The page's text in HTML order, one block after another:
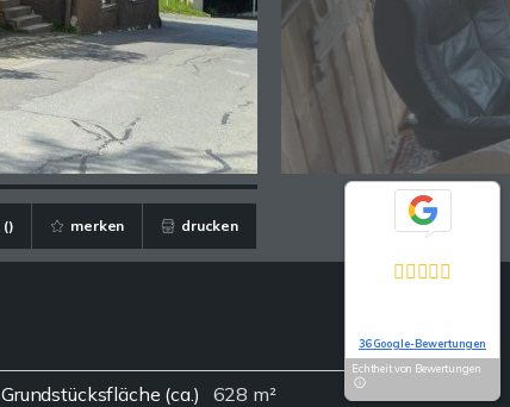
) merken drucken
Grundstücksfläche (ca.) 628 m²
36 Google-Bewertungen
Echtheit von Bewertungen